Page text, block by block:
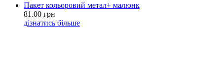
Пакет кольоровий метал+ малюнк
81.00 грн
дізнатись більше